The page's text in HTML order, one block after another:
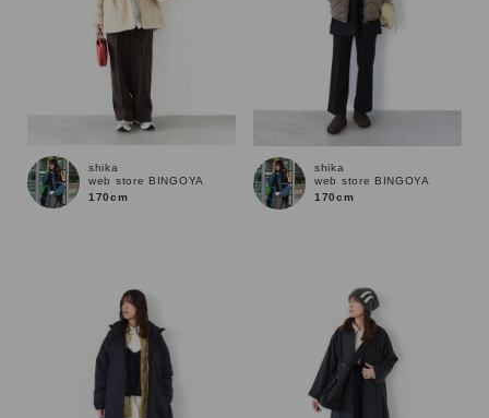
商品タイプ
予約商品
セール価格 WEB限定
在庫
在庫あり 在庫なし含む
shika
web store BINGOYA
170cm
shika
web store BINGOYA
170cm